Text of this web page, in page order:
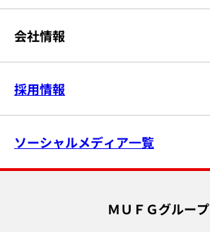
会社情報
採用情報
ソーシャルメディア一覧
ＭＵＦＧグループ